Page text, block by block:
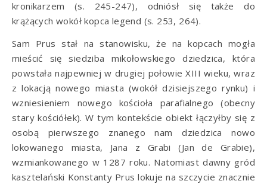
kronikarzem (s. 245-247), odniósł się także do
krążących wokół kopca legend (s. 253, 264).
Sam Prus stał na stanowisku, że na kopcach mogła
mieścić się siedziba mikołowskiego dziedzica, która
powstała najpewniej w drugiej połowie XIII wieku, wraz
z lokacją nowego miasta (wokół dzisiejszego rynku) i
wzniesieniem nowego kościoła parafialnego (obecny
stary kościółek). W tym kontekście obiekt łączyłby się z
osobą pierwszego znanego nam dziedzica nowo
lokowanego miasta, Jana z Grabi (Jan de Grabie),
wzmiankowanego w 1287 roku. Natomiast dawny gród
kasztelański Konstanty Prus lokuje na szczycie znacznie